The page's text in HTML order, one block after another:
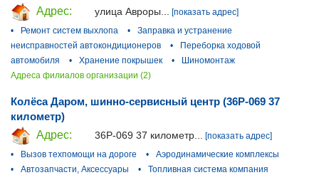
Адрес:
улица Авроры... [показать адрес]
•
Ремонт систем выхлопа •
Заправка и устранение
неисправностей автокондиционеров
•
Переборка ходовой
автомобиля
• Хранение покрышек •
Шиномонтаж
Адреса филиалов организации (2)
Колёса Даром, шинно-сервисный центр (36Р-069 37
километр)
Адрес:
36Р-069 37 километр...
[показать адрес]
•
Вызов техпомощи на дороге •
Аэродинамические комплексы
•
Автозапчасти, Аксессуары •
Топливная система компания